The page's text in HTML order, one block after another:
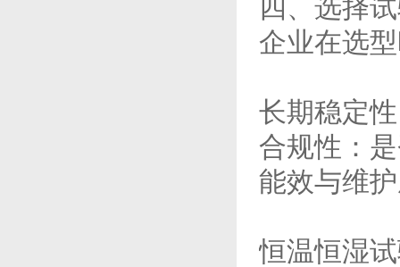
四、选择
企业在选
长期稳定
合规性：
能效与维
恒温恒湿